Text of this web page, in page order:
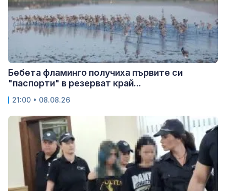
Бебета фламинго получиха първите си
"паспорти" в резерват край...
21:00 • 08.08.26